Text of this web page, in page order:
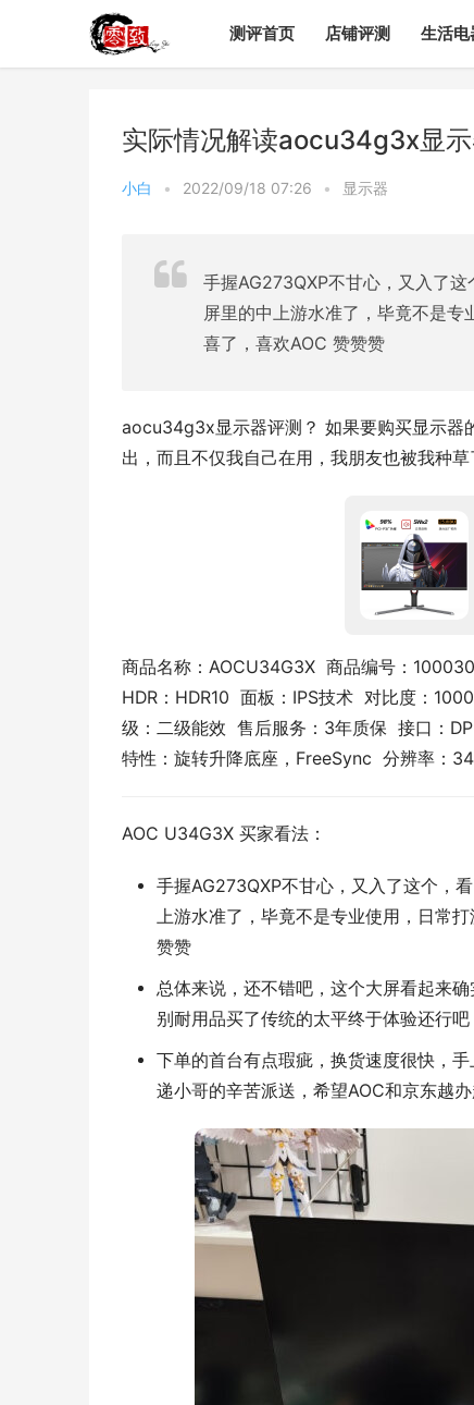
测评首页 店铺评测 生活电
实际情况解读aocu34g3x显
小白 • 2022/09/18 07:26 • 显示器
手握AG273QXP不甘心，又入了
屏里的中上游水准了，毕竟不是
喜了，喜欢AOC 赞赞赞
aocu34g3x显示器评测？ 如果要购买显示器
出，而且不仅我自己在用，我朋友也被我种草
商品名称：AOCU34G3X  商品编号：
HDR：HDR10  面板：IPS技术  对比度：
级：二级能效  售后服务：3年质保  接口：
特性：旋转升降底座，FreeSync  分辨率：
AOC U34G3X 买家看法：
手握AG273QXP不甘心，又入了这个，
上游水准了，毕竟不是专业使用，日常
赞赞
总体来说，还不错吧，这个大屏看起来
别耐用品买了传统的太平终于体验还行
下单的首台有点瑕疵，换货速度很快，
递小哥的辛苦派送，希望AOC和京东越办